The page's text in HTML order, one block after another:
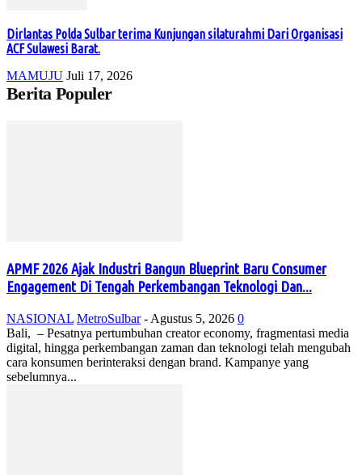
Dirlantas Polda Sulbar terima Kunjungan silaturahmi Dari Organisasi
ACF Sulawesi Barat.
MAMUJU Juli 17, 2026
Berita Populer
APMF 2026 Ajak Industri Bangun Blueprint Baru Consumer
Engagement Di Tengah Perkembangan Teknologi Dan...
NASIONAL MetroSulbar - Agustus 5, 2026 0
Bali, – Pesatnya pertumbuhan creator economy, fragmentasi media
digital, hingga perkembangan zaman dan teknologi telah mengubah
cara konsumen berinteraksi dengan brand. Kampanye yang
sebelumnya...